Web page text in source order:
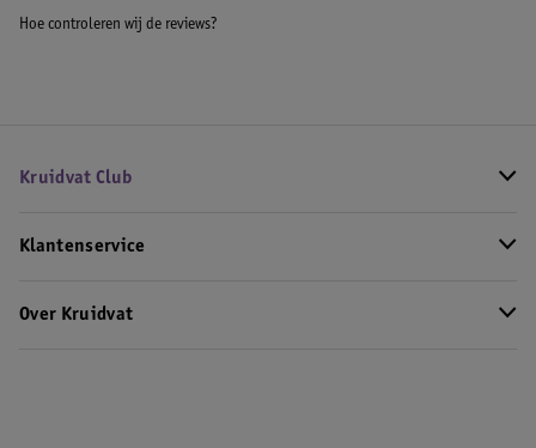
Hoe controleren wij de reviews?
Kruidvat Club
Klantenservice
Over Kruidvat